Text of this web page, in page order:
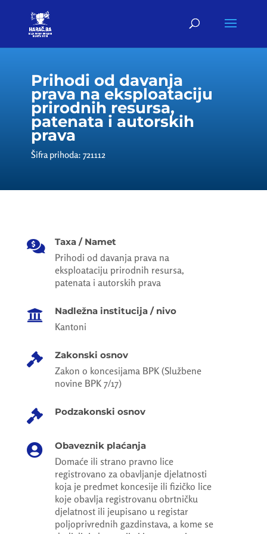
Prihodi od davanja
prava na eksploataciju
prirodnih resursa,
patenata i autorskih
prava
Šifra prihoda: 721112
 Taxa / Namet
Prihodi od davanja prava na
eksploataciju prirodnih resursa,
patenata i autorskih prava
 Nadležna institucija / nivo
Kantoni
 Zakonski osnov
Zakon o koncesijama BPK (Službene
novine BPK 7/17)
 Podzakonski osnov
 Obaveznik plaćanja
Domaće ili strano pravno lice
registrovano za obavljanje djelatnosti
koja je predmet koncesije ili fizičko lice
koje obavlja registrovanu obrtničku
djelatnost ili jeupisano u registar
poljoprivrednih gazdinstava, a kome se